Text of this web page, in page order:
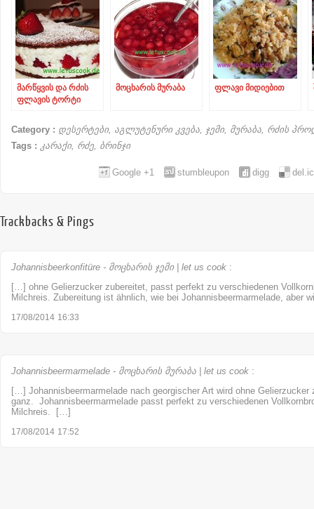
მარწყვის და რძის
ფლავის ტორტი
მოცხარის მურაბა ფლავი მიდიებით
Category : დესერტები, აგლუტენური კვება, ჯემი, მურაბა, რძის
Tags : კარაქი, რძე, ბრინჯი
digg
stumbleupon
Google +1
Trackbacks & Pings
Johannisbeerkonfitüre - მოცხარის ჯემი | let us cook :
[…] ohne Gelierzucker zubereitet, passt perfekt zu verschiedenen
Milchreis. Zubereitung ist ähnlich, wie bei Johannisbeermarmelade, aber
17/08/2014 16:33
Johannisbeermarmelade - მოცხარის მურაბა | let us cook :
[…] Johannisbeermarmelade nach georgischer Art wird ohne Gelierzucker
ganz. Johannisbeermarmelade passt perfekt zu verschiedenen
Milchreis. […]
17/08/2014 17:52